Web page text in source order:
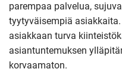
parempaa palvelua,
tyytyväisempiä
asiakkaan turva
asiantuntemuksen
korvaamaton.